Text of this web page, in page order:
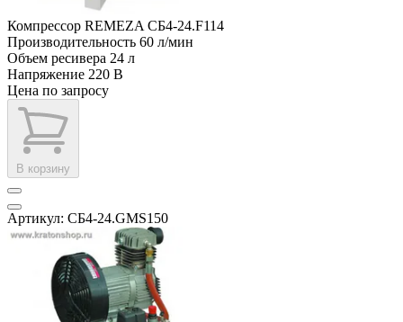
Компрессор REMEZA СБ4-24.F114
Производительность 60 л/мин
Объем ресивера 24 л
Напряжение 220 В
Цена по запросу
В корзину
Артикул: СБ4-24.GMS150